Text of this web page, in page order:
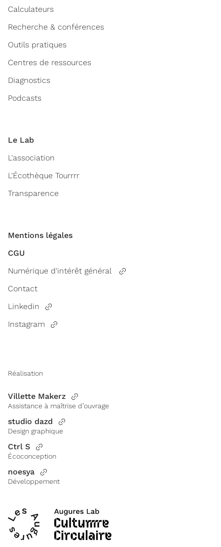
Calculateurs
Recherche & conférences
Outils pratiques
Centres de ressources
Diagnostics
Podcasts
Le Lab
L'association
L'Écothèque Tourrrr
Transparence
Mentions légales
CGU
Numérique d'intérêt général
Contact
Linkedin
Instagram
Réalisation
Villette Makerz
Assistance à maîtrise d’ouvrage
studio dazd
Design graphique
Ctrl S
Écoconception
noesya
Développement